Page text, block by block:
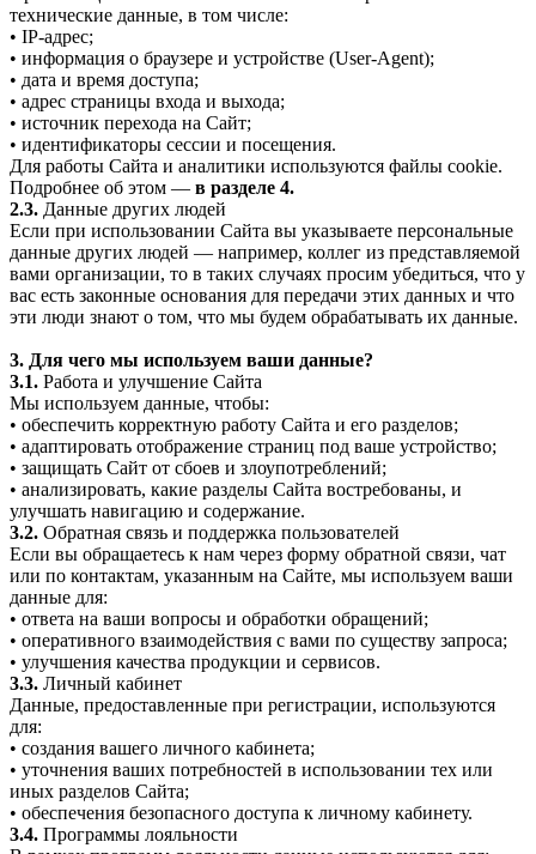
технические данные, в том числе:
• IP-адрес;
• информация о браузере и устройстве (User-Agent);
• дата и время доступа;
• адрес страницы входа и выхода;
• источник перехода на Сайт;
• идентификаторы сессии и посещения.
Для работы Сайта и аналитики используются файлы cookie.
Подробнее об этом — в разделе 4.
2.3. Данные других людей
Если при использовании Сайта вы указываете персональные
данные других людей — например, коллег из представляемой
вами организации, то в таких случаях просим убедиться, что у
вас есть законные основания для передачи этих данных и что
эти люди знают о том, что мы будем обрабатывать их данные.
3. Для чего мы используем ваши данные?
3.1. Работа и улучшение Сайта
Мы используем данные, чтобы:
• обеспечить корректную работу Сайта и его разделов;
• адаптировать отображение страниц под ваше устройство;
• защищать Сайт от сбоев и злоупотреблений;
• анализировать, какие разделы Сайта востребованы, и
улучшать навигацию и содержание.
3.2. Обратная связь и поддержка пользователей
Если вы обращаетесь к нам через форму обратной связи, чат
или по контактам, указанным на Сайте, мы используем ваши
данные для:
• ответа на ваши вопросы и обработки обращений;
• оперативного взаимодействия с вами по существу запроса;
• улучшения качества продукции и сервисов.
3.3. Личный кабинет
Данные, предоставленные при регистрации, используются
для:
• создания вашего личного кабинета;
• уточнения ваших потребностей в использовании тех или
иных разделов Сайта;
• обеспечения безопасного доступа к личному кабинету.
3.4. Программы лояльности